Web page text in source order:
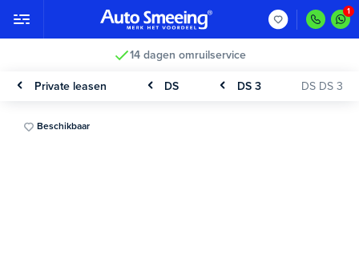
14 dagen omruilservice
Private leasen DS DS 3 DS DS 3
Beschikbaar